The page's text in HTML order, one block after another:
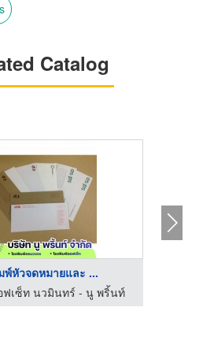
Catalog
พ์หัวจดหมายและ ...
ฟเซ็ท นวมินทร์ - นู พริ้นท์